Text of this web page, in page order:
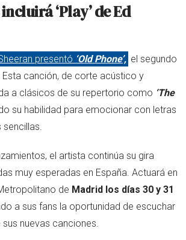
‘Play’ de Ed
presentó ‘Old Phone’, el segundo
Esta canción, de corte acústico y
a clásicos de su repertorio como ‘The
su habilidad para emocionar con letras
el artista continúa su gira
muy esperadas en España. Actuará en
de Madrid los días 30 y 31
a sus fans la oportunidad de escuchar
nuevas canciones.